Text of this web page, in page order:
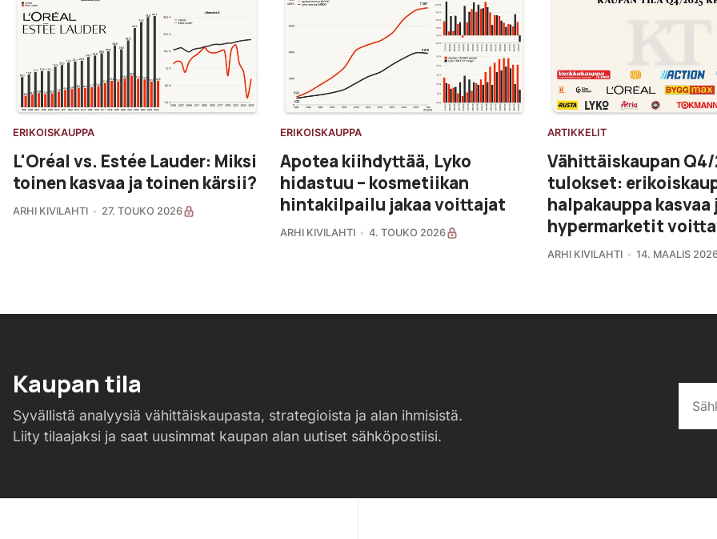
ERIKOISKAUPPA
L'Oréal vs. Estée Lauder: Miksi
toinen kasvaa ja toinen kärsii?
ARHI KIVILAHTI 27. TOUKO 2026
ERIKOISKAUPPA
Apotea kiihdyttää, Lyko
hidastuu – kosmetiikan
hintakilpailu jakaa voittajat
ARHI KIVILAHTI 4. TOUKO 2026
ARTIKKELIT
Vähittäiskaupan
tulokset:
halpakauppa kasvaa
hypermarketit
ARHI KIVILAHTI 14. MAALIS
Kaupan tila
Syvällistä analyysiä vähittäiskaupasta, strategioista ja alan ihmisistä.
Liity tilaajaksi ja saat uusimmat kaupan alan uutiset sähköpostiisi.